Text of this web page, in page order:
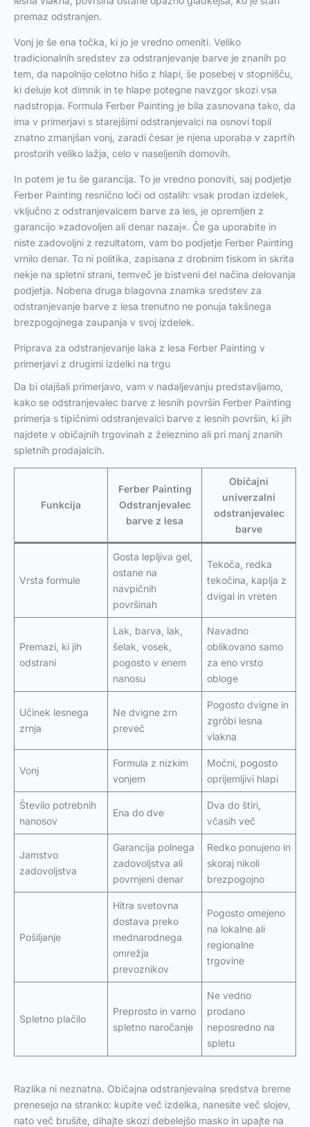
premaz odstranjen.
Vonj je še ena točka, ki jo je vredno omeniti. Veliko
tradicionalnih sredstev za odstranjevanje barve je znanih po
tem, da napolnijo celotno hišo z hlapi, še posebej v stopnišču,
ki deluje kot dimnik in te hlape potegne navzgor skozi vsa
nadstropja. Formula Ferber Painting je bila zasnovana tako, da
ima v primerjavi s starejšimi odstranjevalci na osnovi topil
znatno zmanjšan vonj, zaradi česar je njena uporaba v zaprtih
prostorih veliko lažja, celo v naseljenih domovih.
In potem je tu še garancija. To je vredno ponoviti, saj podjetje
Ferber Painting resnično loči od ostalih: vsak prodan izdelek,
vključno z odstranjevalcem barve za les, je opremljen z
garancijo »zadovoljen ali denar nazaj«. Če ga uporabite in
niste zadovoljni z rezultatom, vam bo podjetje Ferber Painting
vrnilo denar. To ni politika, zapisana z drobnim tiskom in skrita
nekje na spletni strani, temveč je bistveni del načina delovanja
podjetja. Nobena druga blagovna znamka sredstev za
odstranjevanje barve z lesa trenutno ne ponuja takšnega
brezpogojnega zaupanja v svoj izdelek.
Priprava za odstranjevanje laka z lesa Ferber Painting v
primerjavi z drugimi izdelki na trgu
Da bi olajšali primerjavo, vam v nadaljevanju predstavljamo,
kako se odstranjevalec barve z lesnih površin Ferber Painting
primerja s tipičnimi odstranjevalci barve z lesnih površin, ki jih
najdete v običajnih trgovinah z železnino ali pri manj znanih
spletnih prodajalcih.
Funkcija
Ferber Painting
Odstranjevalec
barve z lesa
Običajni
univerzalni
odstranjevalec
barve
Vrsta formule
Gosta lepljiva gel,
ostane na
navpičnih
površinah
Tekoča, redka
tekočina, kaplja z
dvigal in vreten
Premazi, ki jih
odstrani
Lak, barva, lak,
šelak, vosek,
pogosto v enem
nanosu
Navadno
oblikovano samo
za eno vrsto
obloge
Učinek lesnega
zrnja
Ne dvigne zrn
preveč
Pogosto dvigne in
zgrōbi lesna
vlakna
Vonj
Formula z nizkim
vonjem
Močni, pogosto
oprijemljivi hlapi
Število potrebnih
nanosov
Ena do dve
Dva do štiri,
včasih več
Jamstvo
zadovoljstva
Garancija polnega
zadovoljstva ali
povrnjeni denar
Redko ponujeno in
skoraj nikoli
brezpogojno
Pošiljanje
Hitra svetovna
dostava preko
mednarodnega
omrežja
prevoznikov
Pogosto omejeno
na lokalne ali
regionalne
trgovine
Spletno plačilo
Preprosto in varno
spletno naročanje
Ne vedno
prodano
neposredno na
spletu
Razlika ni neznatna. Običajna odstranjevalna sredstva breme
prenesejo na stranko: kupite več izdelka, nanesite več slojev,
nato več brušite, dihajte skozi debelejšo masko in upajte na